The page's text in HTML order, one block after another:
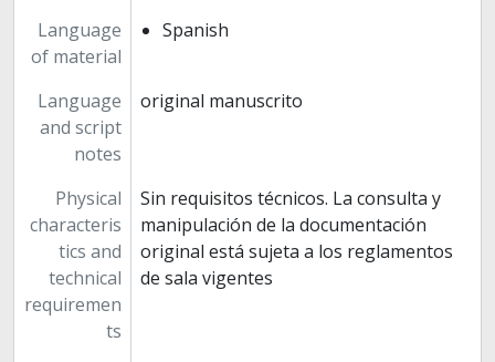
Language
of material
Spanish
Language
and script
notes
original manuscrito
Physical
characteris
tics and
technical
requiremen
ts
Sin requisitos técnicos. La consulta y
manipulación de la documentación
original está sujeta a los reglamentos
de sala vigentes